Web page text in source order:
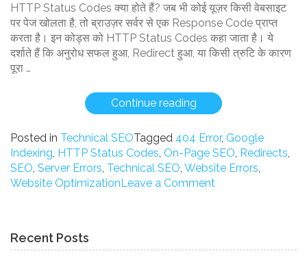
HTTP Status Codes क्या होते हैं? जब भी कोई यूज़र किसी वेबसाइट
पर पेज खोलता है, तो ब्राउज़र सर्वर से एक Response Code प्राप्त
करता है। इन कोड्स को HTTP Status Codes कहा जाता है। ये
दर्शाते हैं कि अनुरोध सफल हुआ, Redirect हुआ, या किसी त्रुटि के कारण
पूरा …
Continue reading“HTTP
Status
Codes
हैं?
प्रभाव
Posted in Technical SEOTagged 404 Error, Google
Indexing HTTP Status Codes On-Page SEO Redirects
SEO Server Errors Technical SEO Website Errors
Website OptimizationLeave a Comment
Recent Posts